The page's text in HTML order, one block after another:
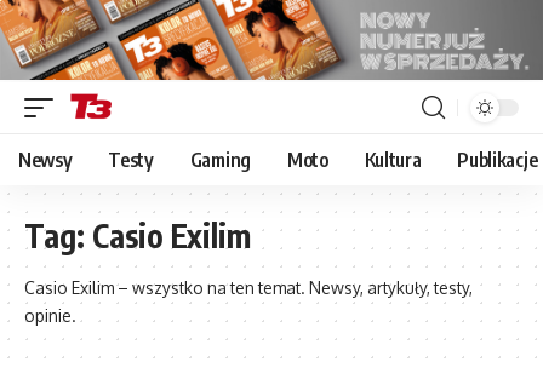
Newsy Testy Gaming Moto Kultura Publikacje
Tag: Casio Exilim
Casio Exilim – wszystko na ten temat. Newsy, artykuły, testy,
opinie.